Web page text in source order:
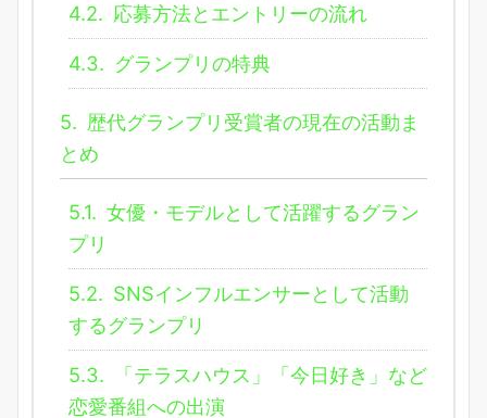
4.2. 応募方法とエントリーの流れ
4.3. グランプリの特典
5. 歴代グランプリ受賞者の現在の活動ま
とめ
5.1. 女優・モデルとして活躍するグラン
プリ
5.2. SNSインフルエンサーとして活動
するグランプリ
5.3.
「テラスハウス」「今日好き」など
恋愛番組への出演